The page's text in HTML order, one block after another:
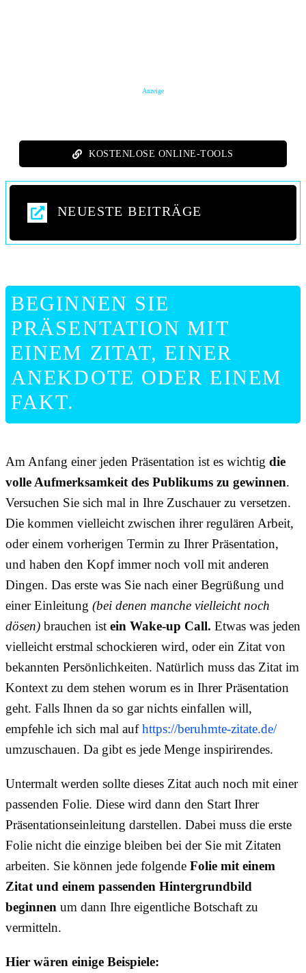
Anzeige
KOSTENLOSE ONLINE-TOOLS
NEUESTE BEITRÄGE
BEGINNEN SIE
PRÄSENTATION MIT
EINEM ZITAT, EINER
ANEKDOTE ODER EINEM
FAKT.
Am Anfang einer jeden Präsentation ist es wichtig die
volle Aufmerksamkeit des Publikums zu gewinnen.
Versuchen Sie sich mal in Ihre Zuschauer zu versetzen.
Die kommen vielleicht zwischen ihrer regulären Arbeit,
oder einem vorherigen Termin zu Ihrer Präsentation,
und haben den Kopf immer noch voll mit anderen
Dingen. Das erste was Sie nach einer Begrüßung und
einer Einleitung (bei denen manche vielleicht noch
dösen) brauchen ist ein Wake-up Call. Etwas was jeden
vielleicht erstmal schockieren wird, oder ein Zitat von
bekannten Persönlichkeiten. Natürlich muss das Zitat im
Kontext zu dem stehen worum es in Ihrer Präsentation
geht. Falls Ihnen da so gar nichts einfallen will,
empfehle ich sich mal aufhttps://beruhmte-zitate.de/
umzuschauen. Da gibt es jede Menge inspirirendes.
Untermalt werden sollte dieses Zitat auch noch mit einer
passenden Folie. Diese wird dann den Start Ihrer
Präsentationseinleitung darstellen. Dabei muss die erste
Folie nicht die einzige bleiben bei der Sie mit Zitaten
arbeiten. Sie können jede folgende Folie mit einem
Zitat und einem passenden Hintergrundbild
beginnen um dann Ihre eigentliche Botschaft zu
vermitteln.
Hier wären einige Beispiele: